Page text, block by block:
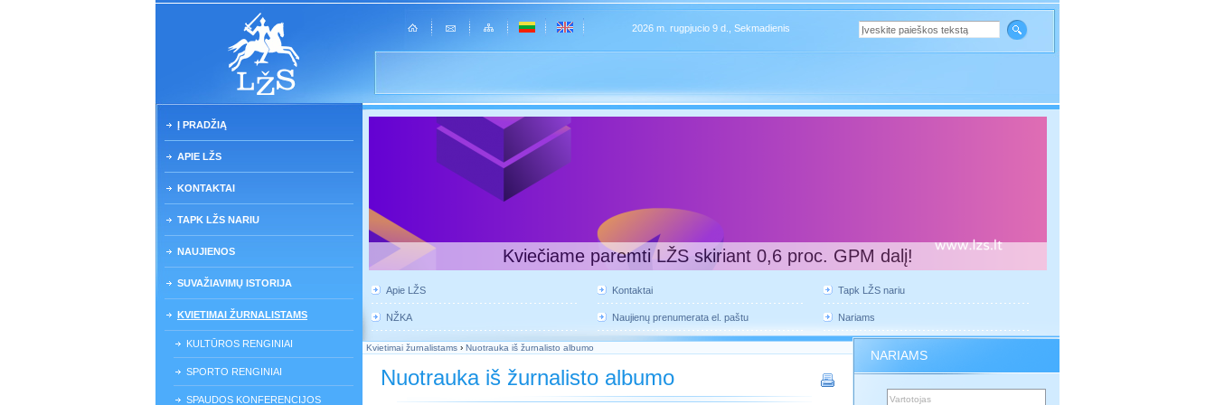
2026 m. rugpjucio 9 d., Sekmadienis
Į PRADŽIĄ
APIE LŽS
KONTAKTAI
TAPK LŽS NARIU
NAUJIENOS
SUVAŽIAVIMŲ ISTORIJA
KVIETIMAI ŽURNALISTAMS
KULTŪROS RENGINIAI
SPORTO RENGINIAI
SPAUDOS KONFERENCIJOS
Kviečiame paremti LŽS skiriant 0,6 proc. GPM dalį!
Apie LŽS Kontaktai Tapk LŽS nariu
NŽKA Naujienų prenumerata el. paštu Nariams
Kvietimai žurnalistams › Nuotrauka iš žurnalisto albumo
Nuotrauka iš žurnalisto albumo
NARIAMS